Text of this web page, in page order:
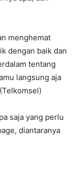
menghemat
dengan baik dan
tentang
langsung aja
saja yang perlu
diantaranya